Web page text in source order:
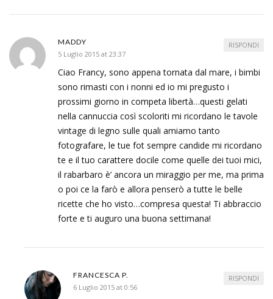
MADDY
5 Luglio 2015 at 23:37
Ciao Francy, sono appena tornata dal mare, i bimbi
sono rimasti con i nonni ed io mi pregusto i
prossimi giorno in competa libertà…questi gelati
nella cannuccia così scoloriti mi ricordano le tavole
vintage di legno sulle quali amiamo tanto
fotografare, le tue fot sempre candide mi ricordano
te e il tuo carattere docile come quelle dei tuoi mici,
il rabarbaro è’ ancora un miraggio per me, ma prima
o poi ce la farò e allora penserò a tutte le belle
ricette che ho visto…compresa questa! Ti abbraccio
forte e ti auguro una buona settimana!
RISPONDI
FRANCESCA P.
6 Luglio 2015 at 0:56
RISPONDI